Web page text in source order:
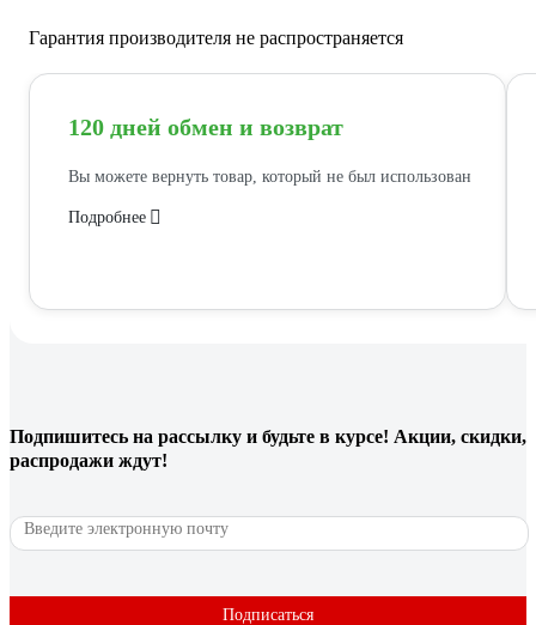
Гарантия производителя не распространяется
120 дней обмен и возврат
Вы можете вернуть товар, который не был использован
Подробнее
Подпишитесь на рассылку и будьте в курсе! Акции, скидки,
распродажи ждут!
Подписаться